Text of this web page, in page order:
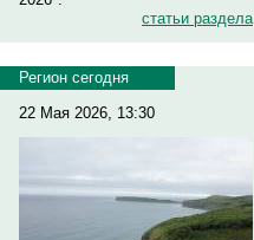
статьи раздела
Регион сегодня
22 Мая 2026, 13:30